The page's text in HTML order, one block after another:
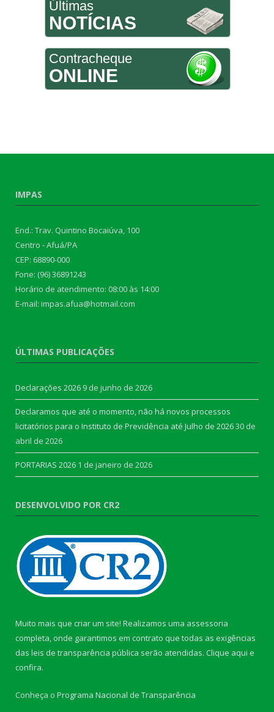
Últimas
NOTÍCIAS
Contracheque
ONLINE
IMPAS
End.: Trav. Quintino Bocaiúva, 100
Centro - Afuá/PA
CEP: 68890-000
Fone: (96) 36891243
Horário de atendimento: 08:00 às 14:00
E-mail: impas.afua@hotmail.com
ÚLTIMAS PUBLICAÇÕES
Declarações 2026 9 de junho de 2026
Declaramos que até o momento, não há novos processos
licitatórios para o Instituto de Previdência até Julho de 202630 de
abril de 2026
PORTARIAS 2026 1 de janeiro de 2026
DESENVOLVIDO POR CR2
Muito mais que criar um site! Realizamos uma assessoria
completa, onde garantimos em contrato que todas as exigências
das leis de transparência pública serão atendidas. Clique aqui e
confira.
Conheça o Programa Nacional de Transparência